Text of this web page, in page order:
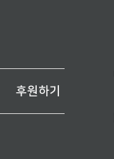
후원하기